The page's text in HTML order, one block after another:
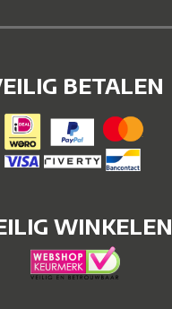
BETALEN
WINKELEN